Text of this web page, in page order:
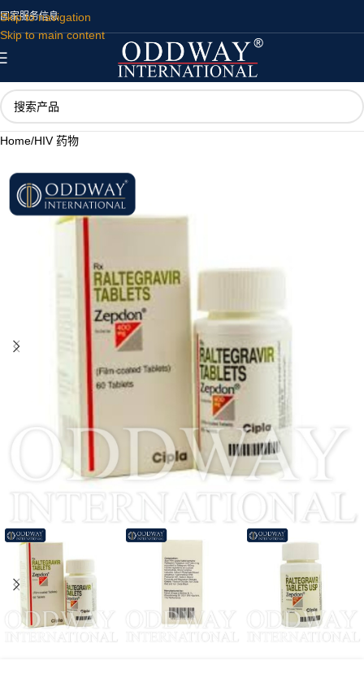
Skip to navigation
Skip to main content
国家服务信息
Home/HIV 药物